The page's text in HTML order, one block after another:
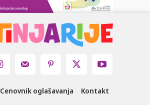
Cenovnik oglašavanja Kontakt